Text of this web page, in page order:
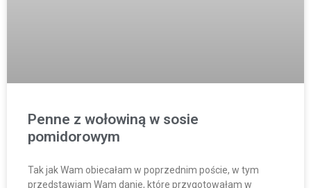
Penne z wołowiną w sosie
pomidorowym
Tak jak Wam obiecałam w poprzednim poście, w tym
przedstawiam Wam danie, które przygotowałam w